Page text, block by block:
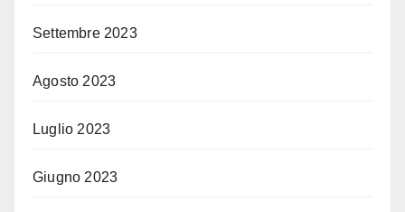
Settembre 2023
Agosto 2023
Luglio 2023
Giugno 2023